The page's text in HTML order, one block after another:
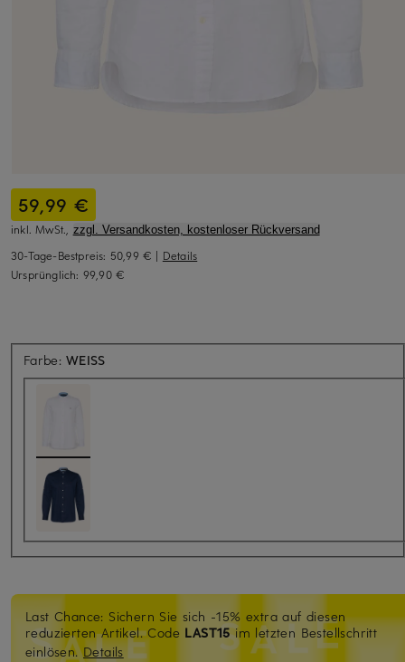
59,99 €
inkl. MwSt., zzgl. Versandkosten, kostenloser Rückversand
30-Tage-Bestpreis: 50,99 € | Details
Ursprünglich: 99,90 €
Farbe:WEISS
Last Chance: Sichern Sie sich -15% extra auf diesen
reduzierten Artikel. Code LAST15im letzten Bestellschritt
einlösen.Details